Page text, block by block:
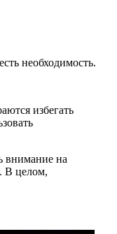
необходимость.
избегать
внимание на
В целом,